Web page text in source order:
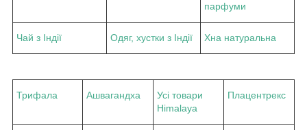
парфуми
Чай з Індії Одяг, хустки з Індії Хна натуральна
Трифала Ашвагандха
Усі товари
Himalaya
Плацентрекс